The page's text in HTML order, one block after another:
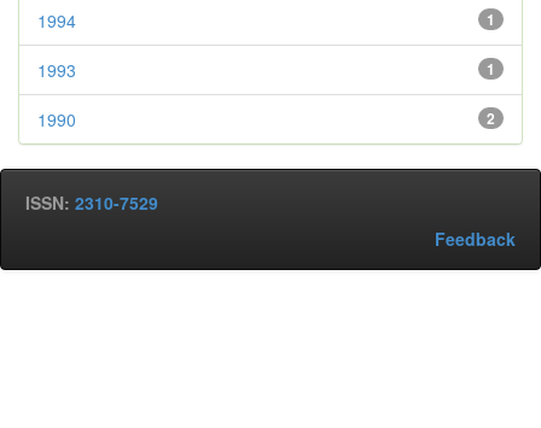
1
1994
1
1993
2
1990
ISSN: 2310-7529
Feedback